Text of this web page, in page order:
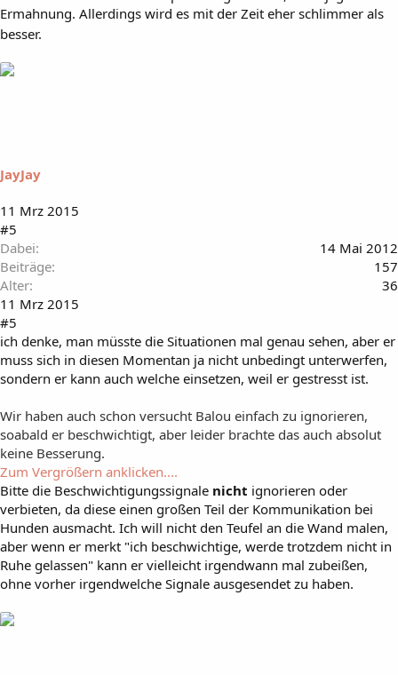
Ermahnung. Allerdings wird es mit der Zeit eher schlimmer als
besser.
JayJay
11 Mrz 2015
#5
Dabei
14 Mai 2012
Beiträge
157
Alter
36
11 Mrz 2015
#5
ich denke, man müsste die Situationen mal genau sehen, aber er
muss sich in diesen Momentan ja nicht unbedingt unterwerfen,
sondern er kann auch welche einsetzen, weil er gestresst ist.
Wir haben auch schon versucht Balou einfach zu ignorieren,
soabald er beschwichtigt, aber leider brachte das auch absolut
keine Besserung.
Zum Vergrößern anklicken....
Bitte die Beschwichtigungssignale nicht ignorieren oder
verbieten, da diese einen großen Teil der Kommunikation bei
Hunden ausmacht. Ich will nicht den Teufel an die Wand malen,
aber wenn er merkt "ich beschwichtige, werde trotzdem nicht in
Ruhe gelassen" kann er vielleicht irgendwann mal zubeißen,
ohne vorher irgendwelche Signale ausgesendet zu haben.